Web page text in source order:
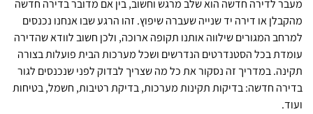
מעבר לדירה חדשה הוא שלב מרגש וחשוב, בין אם מדובר בדירה חדשה
מהקבלן או דירה יד שנייה שעברה שיפוץ. זהו הרגע שבו אנחנו נכנסים
למרחב המגורים שילווה אותנו תקופה ארוכה, ולכן חשוב לוודא שהדירה
עומדת בכל הסטנדרטים הנדרשים ושכל מערכות הבית פועלות בצורה
תקינה. במדריך זה נסקור את כל מה שצריך לבדוק לפני שנכנסים לגור
בדירה חדשה: בדיקות תקינות מערכות, בדיקת רטיבות, חשמל, בטיחות
ועוד.